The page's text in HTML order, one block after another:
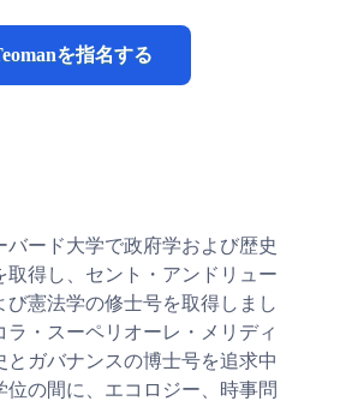
を指名する
バード大学で政府学および歴史
取得し、セント・アンドリュー
び憲法学の修士号を取得しまし
ラ・スーペリオーレ・メリディ
とガバナンスの博士号を追求中
位の間に、エコロジー、時事問